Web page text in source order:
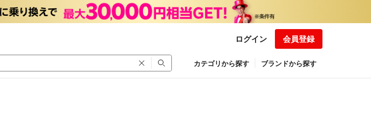
ログイン 会員登録
カテゴリから探す ブランドから探す